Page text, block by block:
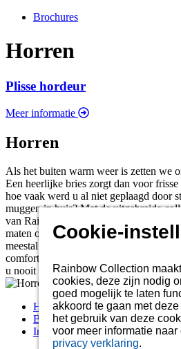
Brochures
Horren
Plisse hordeur
Meer informatie
Horren
Als het buiten warm weer is zetten we
Een heerlijke bries zorgt dan voor
hoe vaak werd u al niet geplaagd door
muggen in huis? Met de uitgebreide
van Rainbow Collection kunt u dit
maten of maatwerk, in vele
meestal met een zeer korte levertijd.
comfort van horren en hordeuren aan
u nooit meer zonder
Home
Brochures
Informatie over de
Cookie-
Rainbow Collection
cookies, deze zijn nodig
goed mogelijk te laten
akkoord te gaan met
het gebruik van deze
voor meer informatie naar
privacy verklaring.